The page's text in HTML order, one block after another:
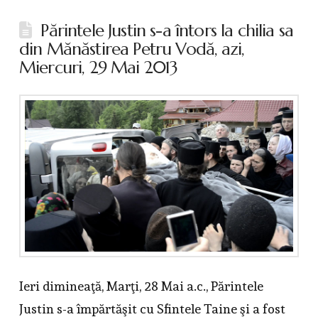
Părintele Justin s-a întors la chilia sa
din Mănăstirea Petru Vodă, azi,
Miercuri, 29 Mai 2013
Ieri dimineaţă, Marţi, 28 Mai a.c., Părintele
Justin s-a împărtăşit cu Sfintele Taine şi a fost